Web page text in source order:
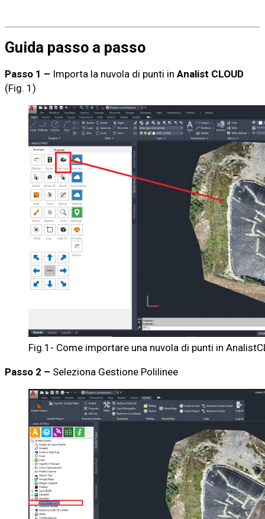
Guida passo a passo
Passo 1 – Importa la nuvola di punti in Analist CLOUD
(Fig. 1)
Fig.1- Come importare una nuvola di punti in
Passo 2 – Seleziona Gestione Polilinee